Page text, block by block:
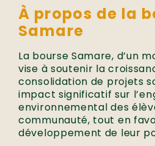
À propos de la
Samare
La bourse Samare, d’un
vise à soutenir la
consolidation de projets
impact significatif sur
environnemental des
communauté, tout en
développement de leur